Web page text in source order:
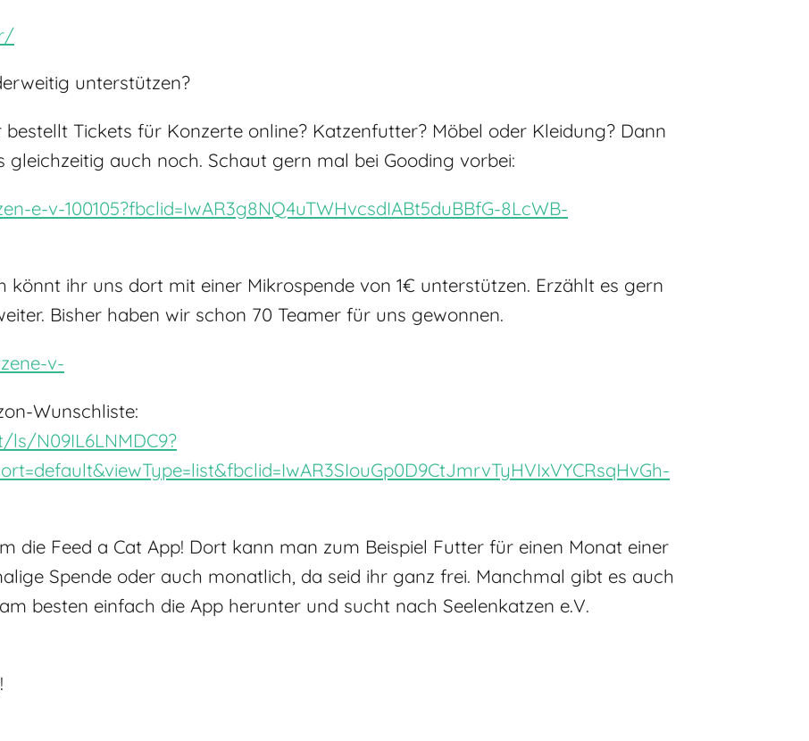
unterstützen?
Tickets für Konzerte online? Katzenfutter? Möbel oder Kleidung? Dann
auch noch. Schaut gern mal bei Gooding vorbei:
e-v-100105?fbclid=IwAR3g8NQ4uTWHvcsdIABt5duBBfG-8LcWB-
könnt ihr uns dort mit einer Mikrospende von 1€ unterstützen. Erzählt es gern
Bisher haben wir schon 70 Teamer für uns gewonnen.
v-
Wunschliste:
N09IL6LNMDC9?
die Feed a Cat App! Dort kann man zum Beispiel Futter für einen Monat einer
Spende oder auch monatlich, da seid ihr ganz frei. Manchmal gibt es auch
besten einfach die App herunter und sucht nach Seelenkatzen e.V.